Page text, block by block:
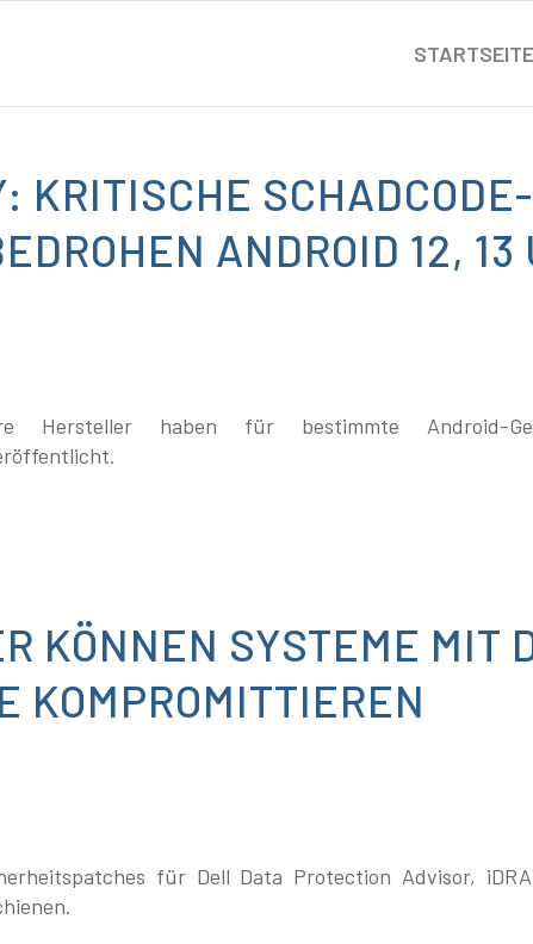
STARTSEITE
KRITISCHE SCHADCODE-
ANDROID 12, 13
Hersteller haben für bestimmte Android-
KÖNNEN SYSTEME MIT
KOMPROMITTIEREN
für Dell Data Protection Advisor,